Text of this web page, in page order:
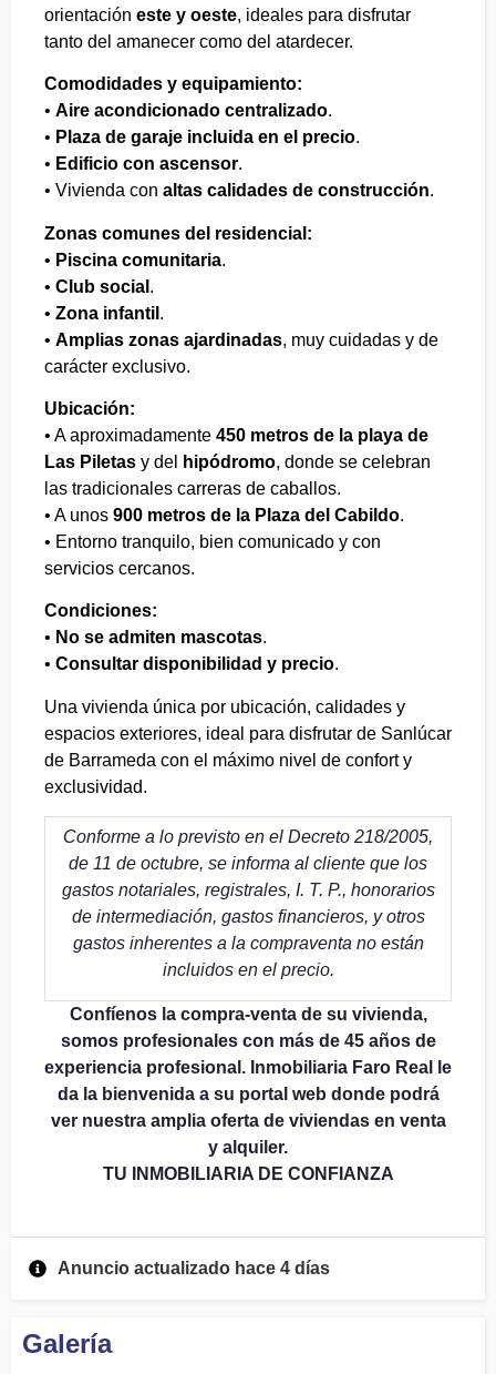
orientación este y oeste, ideales para disfrutar
tanto del amanecer como del atardecer.
Comodidades y equipamiento:
• Aire acondicionado centralizado.
• Plaza de garaje incluida en el precio.
• Edificio con ascensor.
• Vivienda con altas calidades de construcción.
Zonas comunes del residencial:
• Piscina comunitaria.
• Club social .
• Zona infantil .
• Amplias zonas ajardinadas, muy cuidadas y de
carácter exclusivo.
Ubicación:
• A aproximadamente 450 metros de la playa de
Las Piletas y del hipódromo, donde se celebran
las tradicionales carreras de caballos.
• A unos 900 metros de la Plaza del Cabildo.
• Entorno tranquilo, bien comunicado y con
servicios cercanos.
Condiciones:
• No se admiten mascotas.
• Consultar disponibilidad y precio.
Una vivienda única por ubicación, calidades y
espacios exteriores, ideal para disfrutar de Sanlúcar
de Barrameda con el máximo nivel de confort y
exclusividad.
Conforme a lo previsto en el Decreto 218/2005,
de 11 de octubre, se informa al cliente que los
gastos notariales, registrales, I. T. P., honorarios
de intermediación, gastos financieros, y otros
gastos inherentes a la compraventa no están
incluidos en el precio.
Confíenos la compra-venta de su vivienda,
somos profesionales con más de 45 años de
experiencia profesional. Inmobiliaria Faro Real le
da la bienvenida a su portal web donde podrá
ver nuestra amplia oferta de viviendas en venta
y alquiler.
TU INMOBILIARIA DE CONFIANZA
Anuncio actualizado hace 4 días
Galería